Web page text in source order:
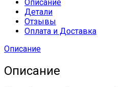
Описание
Детали
Отзывы
Оплата и Доставка
Описание
Описание